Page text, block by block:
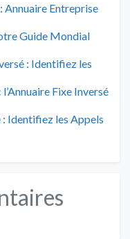
Annuaire Entreprise
Guide Mondial
: Identifiez les
Fixe Inversé
: Identifiez les Appels